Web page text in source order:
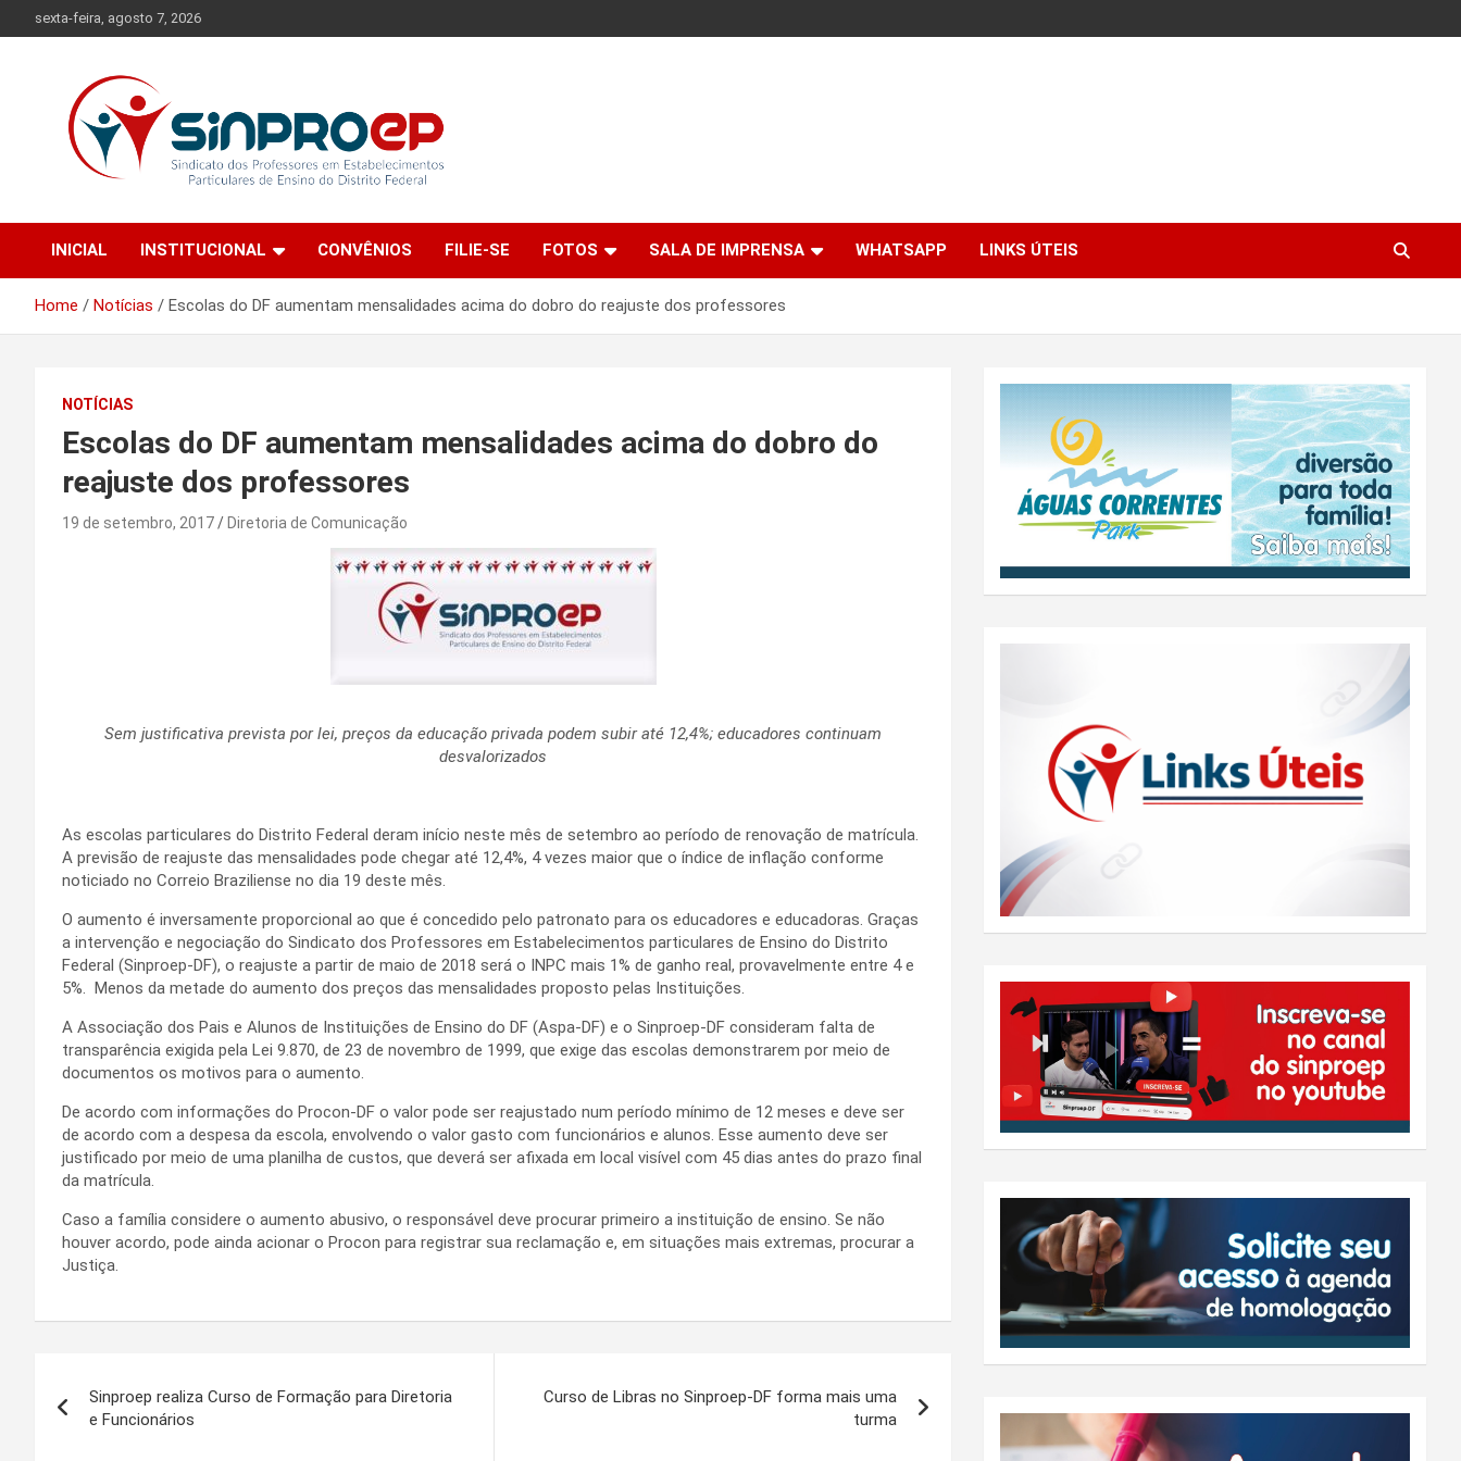
to
sexta-feira, agosto 7, 2026
Sinproep-DF
de Ensino do Distrito Federal
INICIAL
INSTITUCIONAL CONVÊNIOS FILIE-SE FOTOS SALA DE IMPRENSA WHATSAPP LINKS ÚTEIS
Home Notícias Escolas do DF aumentam mensalidades acima do dobro do reajuste dos professores
NOTÍCIAS
Escolas do DF aumentam mensalidades acima do dobro do
reajuste dos professores
19 de setembro, 2017 Diretoria de Comunicação
Sem justificativa prevista por lei, preços da educação privada podem subir até 12,4%; educadores continuam
desvalorizados
As escolas particulares do Distrito Federal deram início neste mês de setembro ao período de renovação de matrícula.
A previsão de reajuste das mensalidades pode chegar até 12,4%, 4 vezes maior que o índice de inflação conforme
noticiado no Correio Braziliense no dia 19 deste mês.
O aumento é inversamente proporcional ao que é concedido pelo patronato para os educadores e educadoras. Graças
a intervenção e negociação do Sindicato dos Professores em Estabelecimentos particulares de Ensino do Distrito
Federal (Sinproep-DF), o reajuste a partir de maio de 2018 será o INPC mais 1% de ganho real, provavelmente entre 4 e
5%. Menos da metade do aumento dos preços das mensalidades proposto pelas Instituições.
A Associação dos Pais e Alunos de Instituições de Ensino do DF (Aspa-DF) e o Sinproep-DF consideram falta de
transparência exigida pela Lei 9.870, de 23 de novembro de 1999, que exige das escolas demonstrarem por meio de
documentos os motivos para o aumento.
De acordo com informações do Procon-DF o valor pode ser reajustado num período mínimo de 12 meses e deve ser
de acordo com a despesa da escola, envolvendo o valor gasto com funcionários e alunos. Esse aumento deve ser
justificado por meio de uma planilha de custos, que deverá ser afixada em local visível com 45 dias antes do prazo final
da matrícula.
Caso a família considere o aumento abusivo, o responsável deve procurar primeiro a instituição de ensino. Se não
houver acordo, pode ainda acionar o Procon para registrar sua reclamação e, em situações mais extremas, procurar a
Justiça.
de
Sinproep realiza Curso de Formação para Diretoria
e Funcionários
Curso de Libras no Sinproep-DF forma mais uma
turma